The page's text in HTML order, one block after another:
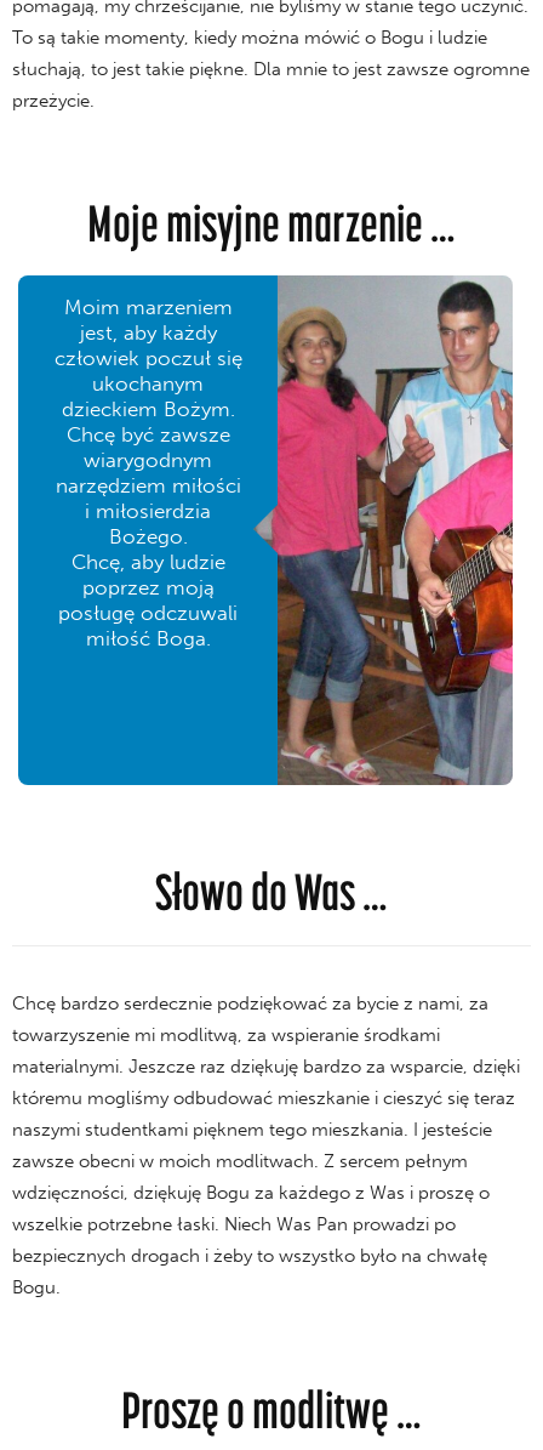
pomagają, my chrześcijanie, nie byliśmy w stanie tego uczynić.
To są takie momenty, kiedy można mówić o Bogu i ludzie
słuchają, to jest takie piękne. Dla mnie to jest zawsze ogromne
przeżycie.
Moje misyjne marzenie …
Moim marzeniem
jest, aby każdy
człowiek poczuł się
ukochanym
dzieckiem Bożym.
Chcę być zawsze
wiarygodnym
narzędziem miłości
i miłosierdzia
Bożego.
Chcę, aby ludzie
poprzez moją
posługę odczuwali
miłość Boga.
Słowo do Was …
Chcę bardzo serdecznie podziękować za bycie z nami, za
towarzyszenie mi modlitwą, za wspieranie środkami
materialnymi. Jeszcze raz dziękuję bardzo za wsparcie, dzięki
któremu mogliśmy odbudować mieszkanie i cieszyć się teraz
naszymi studentkami pięknem tego mieszkania. I jesteście
zawsze obecni w moich modlitwach. Z sercem pełnym
wdzięczności, dziękuję Bogu za każdego z Was i proszę o
wszelkie potrzebne łaski. Niech Was Pan prowadzi po
bezpiecznych drogach i żeby to wszystko było na chwałę
Bogu.
Proszę o modlitwę …